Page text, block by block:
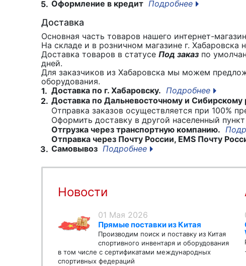
5. Оформление в кредит Подробнее
Доставка
Основная часть товаров нашего интернет-
На складе и в розничном магазине г. Хабаровска
Доставка товаров в статусе Под заказ по
дней.
Для заказчиков из Хабаровска мы можем
оборудования.
1. Доставка по г. Хабаровску. Подробнее
2. Доставка по Дальневосточному и Сибирскому
Отправка заказов осуществляется при 100%
Оформить доставку в другой населенный
Отгрузка через транспортную компанию.
Отправка через Почту России, EMS Почту
3. Самовывоз Подробнее
Новости
01 Мая 2026
Прямые поставки из Китая
Производим поиск и поставку из Китая
спортивного инвентаря и оборудования
в том числе с сертификатами международных
спортивных федераций